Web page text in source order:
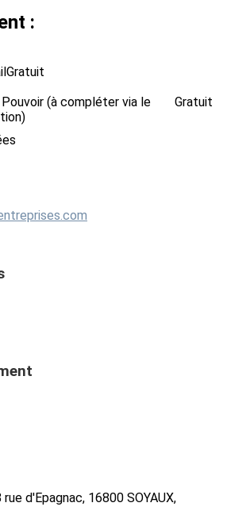
:
Gratuit
(à compléter via le
Gratuit
d'Epagnac, 16800 SOYAUX,